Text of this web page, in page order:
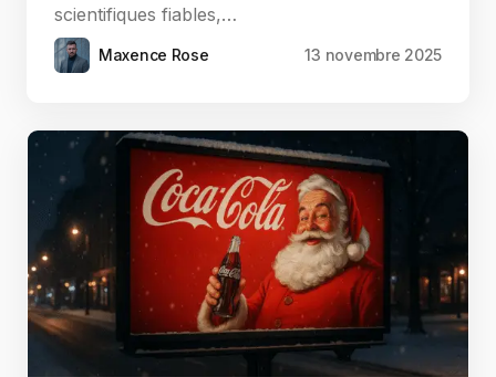
scientifiques fiables,…
Maxence Rose 13 novembre 2025